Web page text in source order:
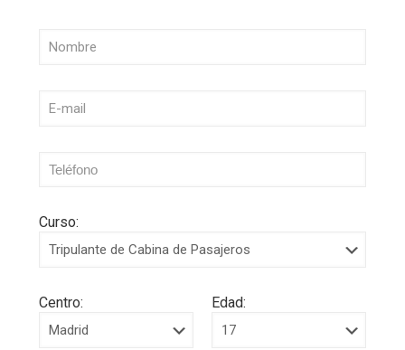
Curso:
Centro: Edad: